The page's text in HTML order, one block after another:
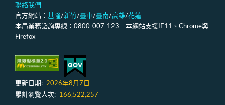
聯絡我們
官方網站： 基隆/新竹/臺中/臺南/高雄/花蓮
本局業務諮詢專線：0800-007-123 本網站支援IE11、Chrome與
Firefox
更新日期: 2026年8月7日
累計瀏覽人次:
166,522,257